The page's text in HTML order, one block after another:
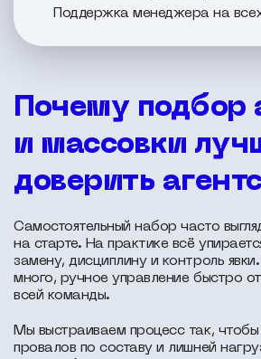
Поддержка менеджера на
Почему подбор
и массовки
доверить
Самостоятельный набор часто
на старте. На практике всё
замену, дисциплину и контроль
много, ручное управление быстро
всей команды.
Мы выстраиваем процесс так,
провалов по составу и лишней